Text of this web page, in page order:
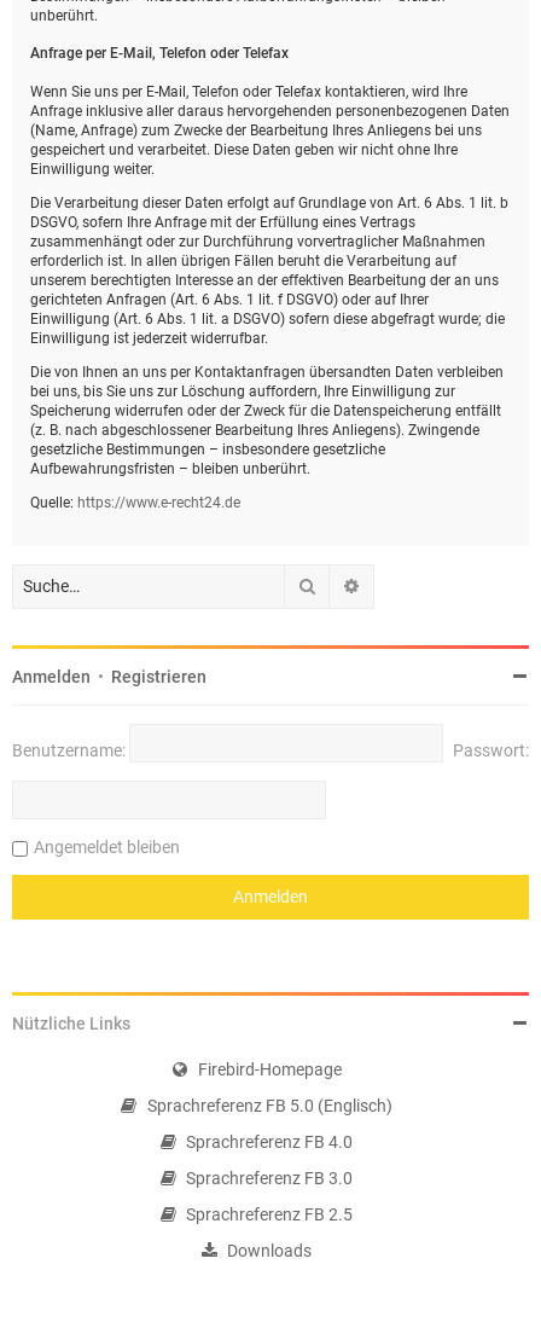
unberührt.
Anfrage per E-Mail, Telefon oder Telefax
Wenn Sie uns per E-Mail, Telefon oder Telefax kontaktieren, wird Ihre
Anfrage inklusive aller daraus hervorgehenden personenbezogenen Daten
(Name, Anfrage) zum Zwecke der Bearbeitung Ihres Anliegens bei uns
gespeichert und verarbeitet. Diese Daten geben wir nicht ohne Ihre
Einwilligung weiter.
Die Verarbeitung dieser Daten erfolgt auf Grundlage von Art. 6 Abs. 1 lit. b
DSGVO, sofern Ihre Anfrage mit der Erfüllung eines Vertrags
zusammenhängt oder zur Durchführung vorvertraglicher Maßnahmen
erforderlich ist. In allen übrigen Fällen beruht die Verarbeitung auf
unserem berechtigten Interesse an der effektiven Bearbeitung der an uns
gerichteten Anfragen (Art. 6 Abs. 1 lit. f DSGVO) oder auf Ihrer
Einwilligung (Art. 6 Abs. 1 lit. a DSGVO) sofern diese abgefragt wurde; die
Einwilligung ist jederzeit widerrufbar.
Die von Ihnen an uns per Kontaktanfragen übersandten Daten verbleiben
bei uns, bis Sie uns zur Löschung auffordern, Ihre Einwilligung zur
Speicherung widerrufen oder der Zweck für die Datenspeicherung entfällt
(z. B. nach abgeschlossener Bearbeitung Ihres Anliegens). Zwingende
gesetzliche Bestimmungen – insbesondere gesetzliche
Aufbewahrungsfristen – bleiben unberührt.
Quelle: https://www.e-recht24.de
Suche
Anmelden • Registrieren
Benutzername: Passwort:
Angemeldet bleiben
Nützliche Links
Firebird-Homepage
Sprachreferenz FB 5.0 (Englisch)
Sprachreferenz FB 4.0
Sprachreferenz FB 3.0
Sprachreferenz FB 2.5
Downloads